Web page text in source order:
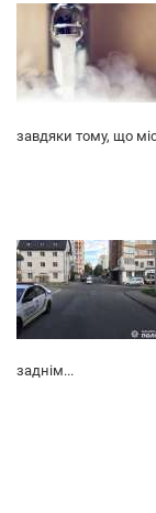
завдяки тому, що
заднім...